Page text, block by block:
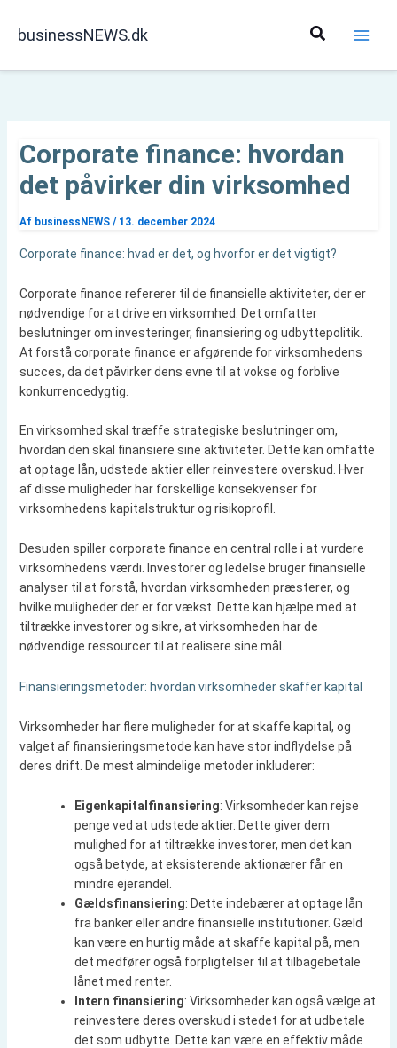
businessNEWS.dk Søg
Corporate finance: hvordan
det påvirker din virksomhed
Af businessNEWS / 13. december 2024
Corporate finance: hvad er det, og hvorfor er det vigtigt?
Corporate finance refererer til de finansielle aktiviteter, der er
nødvendige for at drive en virksomhed. Det omfatter
beslutninger om investeringer, finansiering og udbyttepolitik.
At forstå corporate finance er afgørende for virksomhedens
succes, da det påvirker dens evne til at vokse og forblive
konkurrencedygtig.
En virksomhed skal træffe strategiske beslutninger om,
hvordan den skal finansiere sine aktiviteter. Dette kan omfatte
at optage lån, udstede aktier eller reinvestere overskud. Hver
af disse muligheder har forskellige konsekvenser for
virksomhedens kapitalstruktur og risikoprofil.
Desuden spiller corporate finance en central rolle i at vurdere
virksomhedens værdi. Investorer og ledelse bruger finansielle
analyser til at forstå, hvordan virksomheden præsterer, og
hvilke muligheder der er for vækst. Dette kan hjælpe med at
tiltrække investorer og sikre, at virksomheden har de
nødvendige ressourcer til at realisere sine mål.
Finansieringsmetoder: hvordan virksomheder skaffer kapital
Virksomheder har flere muligheder for at skaffe kapital, og
valget af finansieringsmetode kan have stor indflydelse på
deres drift. De mest almindelige metoder inkluderer:
Eigenkapitalfinansiering: Virksomheder kan rejse
penge ved at udstede aktier. Dette giver dem
mulighed for at tiltrække investorer, men det kan
også betyde, at eksisterende aktionærer får en
mindre ejerandel.
Gældsfinansiering: Dette indebærer at optage lån
fra banker eller andre finansielle institutioner. Gæld
kan være en hurtig måde at skaffe kapital på, men
det medfører også forpligtelser til at tilbagebetale
lånet med renter.
Intern finansiering: Virksomheder kan også vælge at
reinvestere deres overskud i stedet for at udbetale
det som udbytte. Dette kan være en effektiv måde